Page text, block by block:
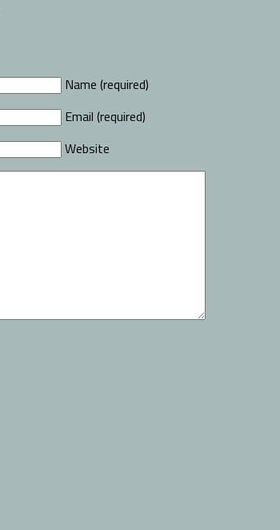
Name (required)
Email (required)
Website